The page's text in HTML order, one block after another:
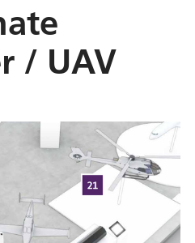
/ UAV